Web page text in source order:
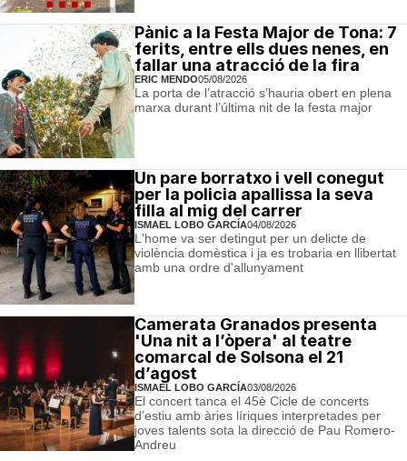
Pànic a la Festa Major de Tona: 7
ferits, entre ells dues nenes, en
fallar una atracció de la fira
ERIC MENDO05/08/2026
La porta de l’atracció s’hauria obert en plena
marxa durant l’última nit de la festa major
Un pare borratxo i vell conegut
per la policia apallissa la seva
filla al mig del carrer
ISMAEL LOBO GARCÍA04/08/2026
L'home va ser detingut per un delicte de
violència domèstica i ja es trobaria en llibertat
amb una ordre d'allunyament
Camerata Granados presenta
'Una nit a l’òpera' al teatre
comarcal de Solsona el 21
d’agost
ISMAEL LOBO GARCÍA03/08/2026
El concert tanca el 45è Cicle de concerts
d’estiu amb àries líriques interpretades per
joves talents sota la direcció de Pau Romero-
Andreu